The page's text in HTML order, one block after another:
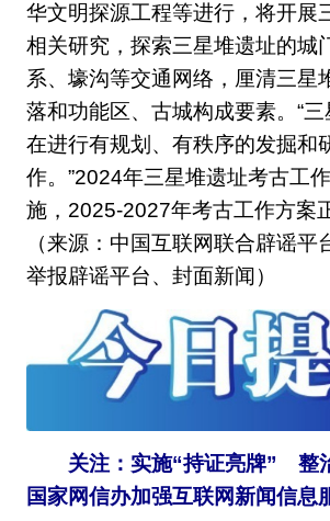
华文明探源工程等进行，将开展
相关研究，探索三星堆遗址的城
系、壕沟等交通网络，厘清三星
落和功能区、古城构成要素。“
在进行有规划、有秩序的发掘和
作。”2024年三星堆遗址考古工
施，2025-2027年考古工作方案
（来源：中国互联网联合辟谣平
举报辟谣平台、封面新闻）
关注：实施“持证亮牌” 整
国家网信办加强互联网新闻信息